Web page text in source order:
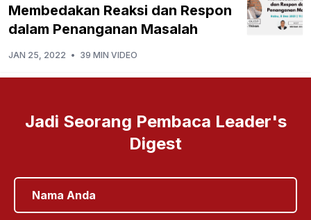
Membedakan Reaksi dan Respon
dalam Penanganan Masalah
JAN 25, 2022 • 39 MIN VIDEO
Jadi Seorang Pembaca Leader's
Digest